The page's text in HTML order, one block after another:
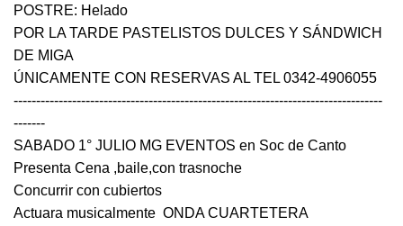
POSTRE: Helado
POR LA TARDE PASTELISTOS DULCES Y SÁNDWICH
DE MIGA
ÚNICAMENTE CON RESERVAS AL TEL 0342-4906055
----------------------------------------------------------------------------------
-------
SABADO 1° JULIO MG EVENTOS en Soc de Canto
Presenta Cena ,baile,con trasnoche
Concurrir con cubiertos
Actuara musicalmente ONDA CUARTETERA